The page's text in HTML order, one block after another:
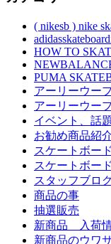
( nikesb ) nike
HOW TO
PUMA
アーリーウー
アーリーウー
イベント、話題
お勧め商品紹
スケートボード
スケートボー
スタッフブロ
商品の事
抽選販売
新商品 入荷
新商品のウワ